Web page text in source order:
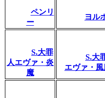
ペンリ
ー
ヨル
S.大罪
人エヴァ・炎
魔
S.大
エヴァ・風